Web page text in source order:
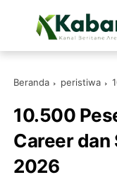
Beranda peristiwa
10.500
Career dan
2026